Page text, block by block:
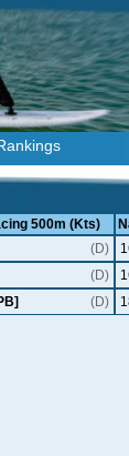
500m (Kts)
(D)
(D)
(D)